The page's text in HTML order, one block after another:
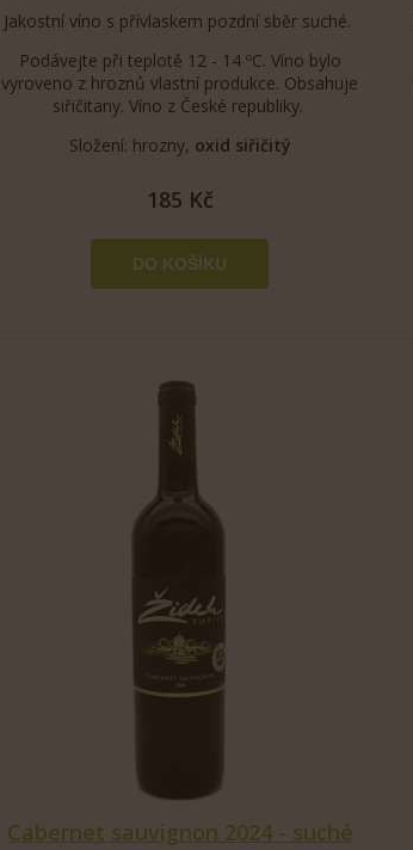
Jakostní víno s přívlaskem pozdní sběr suché.
Podávejte při teplotě 12 - 14 ºC. Víno bylo
vyroveno z hroznů vlastní produkce. Obsahuje
siřičitany. Víno z České republiky.
Složení: hrozny, oxid siřičitý
185 Kč
Cabernet sauvignon 2024 - suché